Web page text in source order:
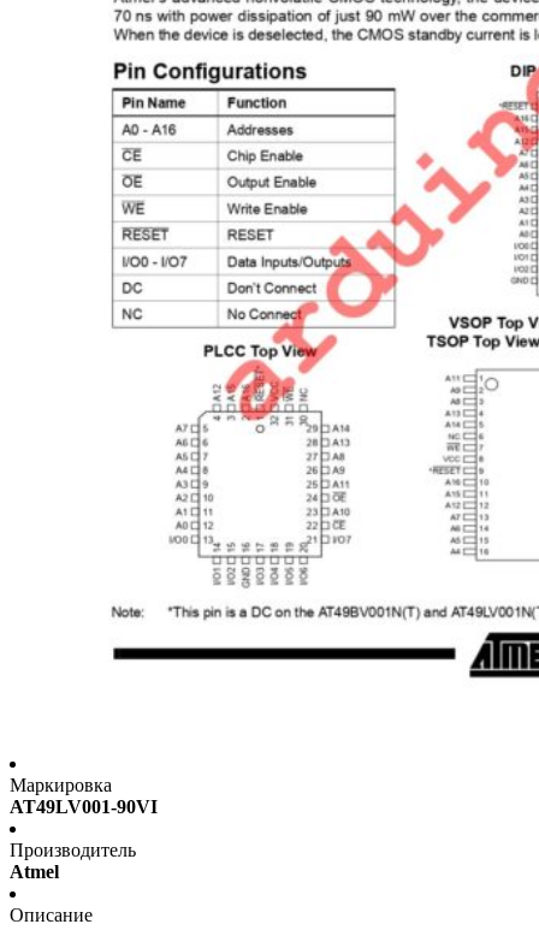
Маркировка
AT49LV001-90VI
Производитель
Atmel
Описание